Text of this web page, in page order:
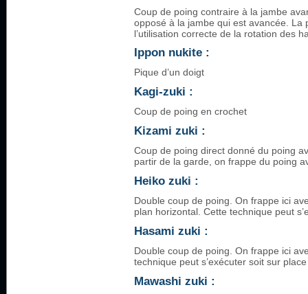
Coup de poing contraire à la jambe
opposé à la jambe qui est avancée.
l’utilisation correcte de la rotation des
Ippon nukite :
Pique d’un doigt
Kagi-zuki :
Coup de poing en crochet
Kizami zuki :
Coup de poing direct donné du poing
partir de la garde, on frappe du poing
Heiko zuki :
Double coup de poing. On frappe ici
plan horizontal. Cette technique peut
Hasami zuki :
Double coup de poing. On frappe ici
technique peut s’exécuter soit sur
Mawashi zuki :